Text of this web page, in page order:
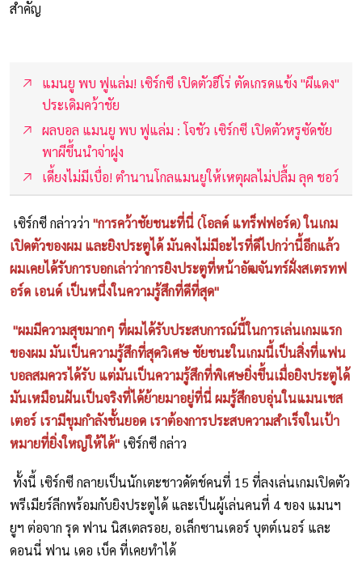
สำคัญ
แมนยู พบ ฟูแล่ม! เซิร์กซี เปิดตัวฮีโร่ ตัดเกรดแข้ง "ผีแดง"
ประเดิมคว้าชัย
ผลบอล แมนยู พบ ฟูแล่ม : โจชัว เซิร์กซี เปิดตัวหรูซัดชัย
พาผีขึ้นนำจ่าฝูง
เดี้ยงไม่มีเบื่อ! ตำนานโกลแมนยูให้เหตุผลไม่ปลื้ม ลุค ชอว์
เซิร์กซี กล่าวว่า "การคว้าชัยชนะที่นี่ (โอลด์ แทร็ฟฟอร์ด) ในเกม
เปิดตัวของผม และยิงประตูได้ มันคงไม่มีอะไรที่ดีไปกว่านี้อีกแล้ว
ผมเคยได้รับการบอกเล่าว่าการยิงประตูที่หน้าอัฒจันทร์ฝั่งสเตรทฟ
อร์ด เอนด์ เป็นหนึ่งในความรู้สึกที่ดีที่สุด"
"ผมมีความสุขมากๆ ที่ผมได้รับประสบการณ์นี้ในการเล่นเกมแรก
ของผม มันเป็นความรู้สึกที่สุดวิเศษ ชัยชนะในเกมนี้เป็นสิ่งที่แฟน
บอลสมควรได้รับ แต่มันเป็นความรู้สึกที่พิเศษยิ่งขึ้นเมื่อยิงประตูได้
มันเหมือนฝันเป็นจริงที่ได้ย้ายมาอยู่ที่นี่ ผมรู้สึกอบอุ่นในแมนเชส
เตอร์ เรามีขุมกำลังชั้นยอด เราต้องการประสบความสำเร็จในเป้า
หมายที่ยิ่งใหญ่ให้ได้" เซิร์กซี กล่าว
ทั้งนี้ เซิร์กซี กลายเป็นนักเตะชาวดัตช์คนที่ 15 ที่ลงเล่นเกมเปิดตัว
พรีเมียร์ลีกพร้อมกับยิงประตูได้ และเป็นผู้เล่นคนที่ 4 ของ แมนฯ
ยูฯ ต่อจาก รุด ฟาน นิสเตลรอย, อเล็กซานเดอร์ บุตต์เนอร์ และ
ดอนนี่ ฟาน เดอ เบ็ค ที่เคยทำได้